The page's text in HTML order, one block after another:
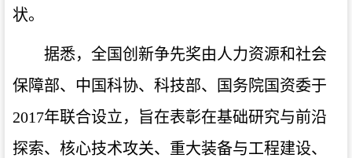
状。
据悉， 全国创新争先奖由人力资源和社会
保障部、中国科协、科技部、国务院国资委于
2017年联合设立，旨在表彰在基础研究与前沿
探索、核心技术攻关、重大装备与工程建设、